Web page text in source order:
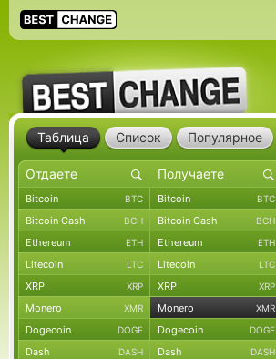
Таблица Список Популярное
Bitcoin BTC Bitcoin BTC
Bitcoin Cash BCH Bitcoin Cash BCH
Ethereum ETH Ethereum ETH
Litecoin LTC Litecoin LTC
XRP XRP XRP XRP
Monero XMR Monero XMR
Dogecoin DOGE Dogecoin DOGE
Dash DASH Dash DASH